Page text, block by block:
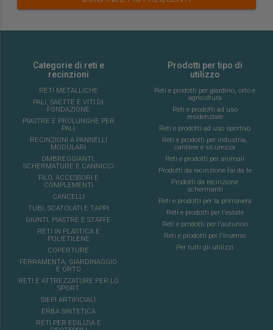
Categorie di reti e
recinzioni
RETI METALLICHE
PALI, SAETTE E VITI DI
FONDAZIONE
PIASTRE E PROLUNGHE PER
PALI
RECINZIONI A PANNELLI
MODULARI
OMBREGGIANTI,
SCHERMATURE E CANNICCI
FILO, ACCESSORI E
COMPLEMENTI
CANCELLI
TUBI, SCATOLATI E TAPPI
GIUNTI, PIASTRE E STAFFE
RETI IN PLASTICA E
POLIETILENE
COPERTURE
FERRAMENTA, GIARDINAGGIO
E ORTO
RETI E ATTREZZATURE PER LO
SPORT
SIEPI ARTIFICIALI
ERBA SINTETICA
RETI PER EDILIZIA E
Prodotti per tipo di
utilizzo
Reti e prodotti per giardino, orto e
agricoltura
Reti e prodotti ad uso
residenziale
Reti e prodotti ad uso sportivo
Reti e prodotti per industria,
cantiere e sicurezza
Reti e prodotti per animali
Prodotti da recinzione fai da te
Prodotti da recinzione
schermanti
Reti e prodotti per la primavera
Reti e prodotti per l'estate
Reti e prodotti per l'autunno
Reti e prodotti per l'inverno
Per tutti gli utilizzi